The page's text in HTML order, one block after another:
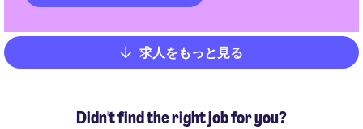
Pagination
求人をもっと見る
Didn't find the right job for you?